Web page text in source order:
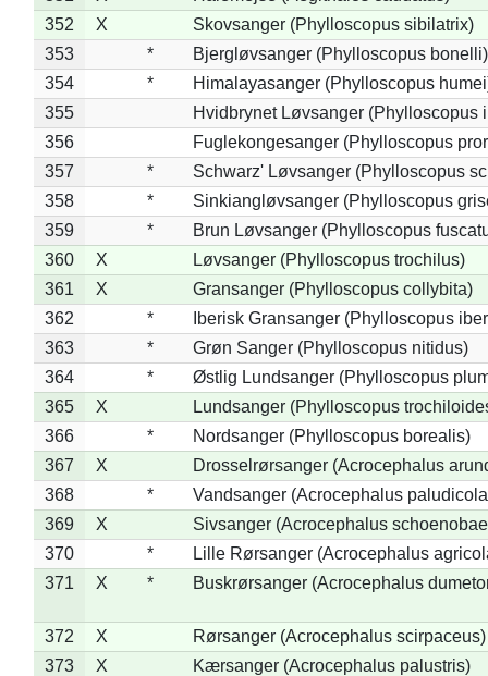
352
X
Skovsanger (Phylloscopus sibilatrix)
353
*
Bjergløvsanger (Phylloscopus bonelli)
354
*
Himalayasanger (Phylloscopus
355
Hvidbrynet Løvsanger (Phylloscopus
356
Fuglekongesanger (Phylloscopus
357
*
Schwarz' Løvsanger (Phylloscopus
358
*
Sinkiangløvsanger (Phylloscopus
359
*
Brun Løvsanger (Phylloscopus
360
X
Løvsanger (Phylloscopus trochilus)
361
X
Gransanger (Phylloscopus collybita)
362
*
Iberisk Gransanger (Phylloscopus
363
*
Grøn Sanger (Phylloscopus nitidus)
364
*
Østlig Lundsanger (Phylloscopus
365
X
Lundsanger (Phylloscopus
366
*
Nordsanger (Phylloscopus borealis)
367
X
Drosselrørsanger (Acrocephalus
368
*
Vandsanger (Acrocephalus
369
X
Sivsanger (Acrocephalus
370
*
Lille Rørsanger (Acrocephalus
371
X * Buskrørsanger (Acrocephalus
372 X
Rørsanger (Acrocephalus scirpaceus)
373
X
Kærsanger (Acrocephalus palustris)